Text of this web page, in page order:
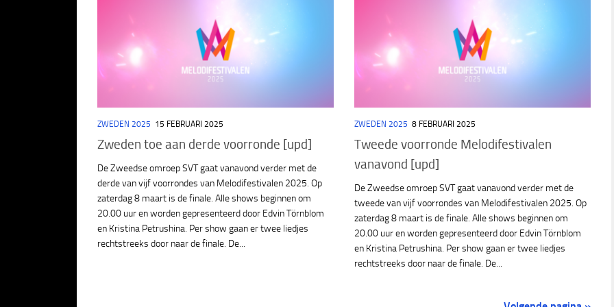
ZWEDEN 2025 15 FEBRUARI 2025
Zweden toe aan derde voorronde [upd]
De Zweedse omroep SVT gaat vanavond verder met de
derde van vijf voorrondes van Melodifestivalen 2025. Op
zaterdag 8 maart is de finale. Alle shows beginnen om
20.00 uur en worden gepresenteerd door Edvin Törnblom
en Kristina Petrushina. Per show gaan er twee liedjes
rechtstreeks door naar de finale. De...
ZWEDEN 2025 8 FEBRUARI 2025
Tweede voorronde Melodifestivalen
vanavond [upd]
De Zweedse omroep SVT gaat vanavond verder met de
tweede van vijf voorrondes van Melodifestivalen 2025. Op
zaterdag 8 maart is de finale. Alle shows beginnen om
20.00 uur en worden gepresenteerd door Edvin Törnblom
en Kristina Petrushina. Per show gaan er twee liedjes
rechtstreeks door naar de finale. De...